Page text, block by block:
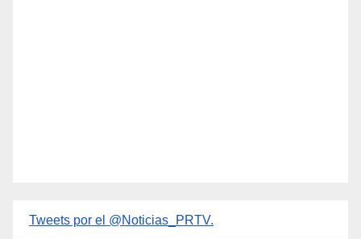
Tweets por el @Noticias_PRTV.